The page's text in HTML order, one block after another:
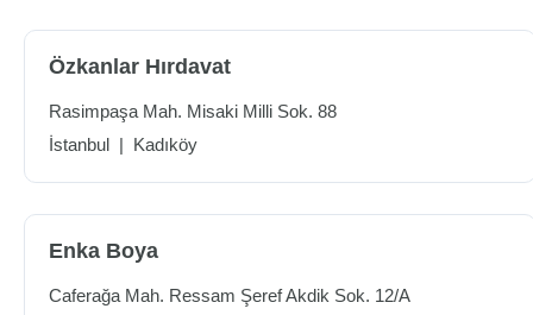
Özkanlar Hırdavat
Rasimpaşa Mah. Misaki Milli Sok. 88
İstanbul | Kadıköy
Enka Boya
Caferağa Mah. Ressam Şeref Akdik Sok. 12/A